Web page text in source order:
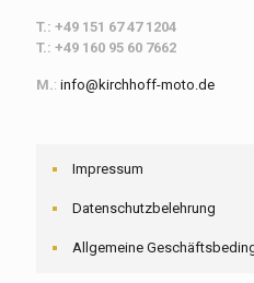
T.: +49 151 67 47 1204
T.: +49 160 95 60 7662
M.: info@kirchhoff-moto.de
Impressum
Datenschutzbelehrung
Allgemeine